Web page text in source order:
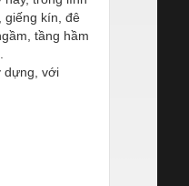
giếng kín, đê
tầng hầm
dựng, với